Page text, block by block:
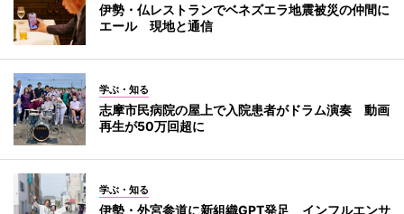
伊勢・仏レストランでベネズエラ地震被災の仲間に
エール 現地と通信
学ぶ・知る
志摩市民病院の屋上で入院患者がドラム演奏 動画
再生が50万回超に
学ぶ・知る
伊勢・外宮参道に新組織GPT発足 インフルエンサ